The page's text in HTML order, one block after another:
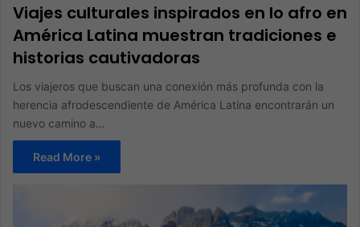
Viajes culturales inspirados en lo afro en
América Latina muestran tradiciones e
historias cautivadoras
Los viajeros que buscan una conexión más profunda con la
herencia afrodescendiente de América Latina encontrarán un
nuevo camino a…
Read More »